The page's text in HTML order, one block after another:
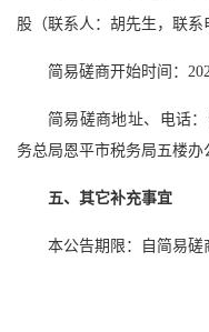
股（联系人：胡先生，联系
简易磋商开始时间：
简易磋商地址、电话
务总局恩平市税务局五楼办
五、其它补充事宜
本公告期限：自简易磋